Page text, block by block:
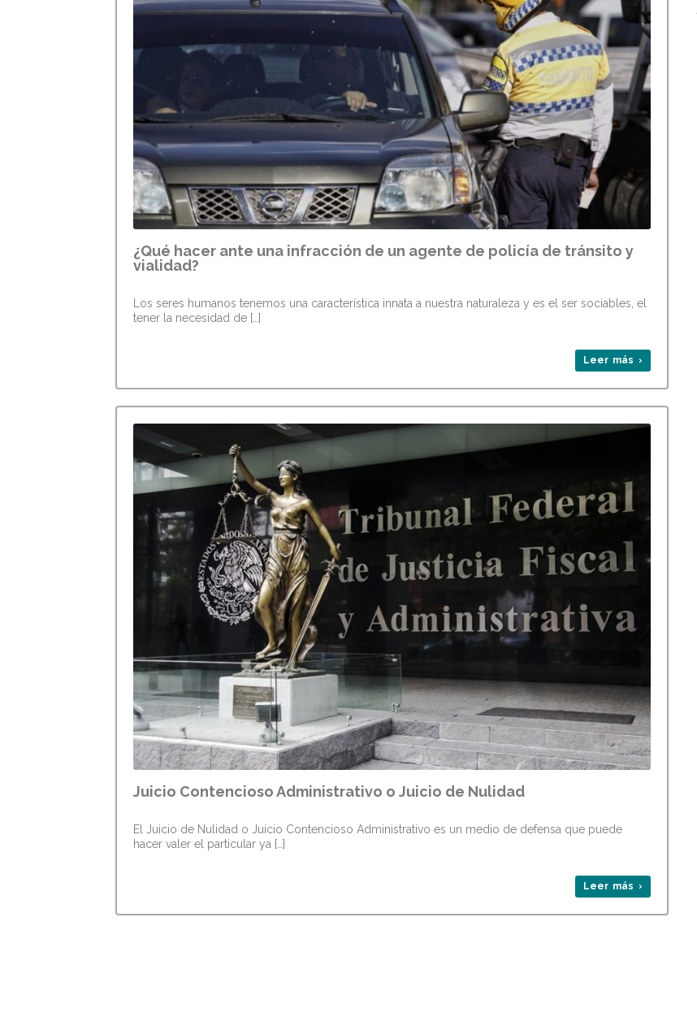
¿Qué hacer ante una infracción de un agente de policía de tránsito y
vialidad?
Los seres humanos tenemos una característica innata a nuestra naturaleza y es el ser sociables, el
tener la necesidad de […]
Leer más ›
Juicio Contencioso Administrativo o Juicio de Nulidad
El Juicio de Nulidad o Juicio Contencioso Administrativo es un medio de defensa que puede
hacer valer el particular ya […]
Leer más ›